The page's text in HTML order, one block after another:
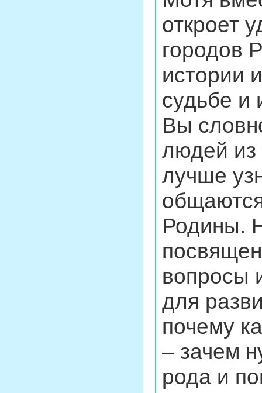
откроет
городов
истории
судьбе и
Вы
людей из
лучше
Родины.
вопросы
для
почему
– зачем
рода и